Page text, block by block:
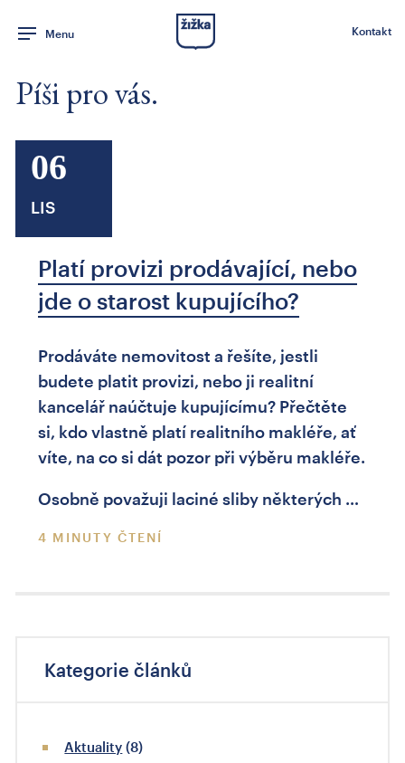
Menu Kontakt
Píši pro vás.
06
LIS
Platí provizi prodávající, nebo
jde o starost kupujícího?
Prodáváte nemovitost a řešíte, jestli
budete platit provizi, nebo ji realitní
kancelář naúčtuje kupujícímu? Přečtěte
si, kdo vlastně platí realitního makléře, ať
víte, na co si dát pozor při výběru makléře.
Osobně považuji laciné sliby některých …
4 MINUTY ČTENÍ
Kategorie článků
Aktuality (8)